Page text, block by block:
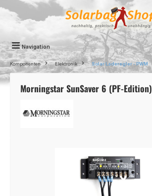
Zum Hauptinhalt springen
Navigation
Komponenten Elektronik Solar Laderegler - PWM
Morningstar SunSaver 6 (PF-Edition)